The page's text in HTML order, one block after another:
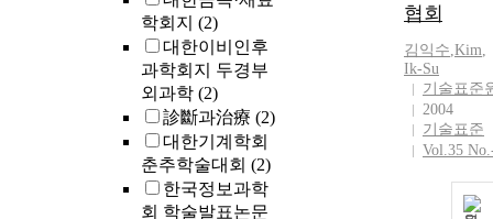
학회지 (2)
대한이비인후
과학회지 두경부
외과학 (2)
診斷과治療 (2)
대한기계학회
춘추학술대회 (2)
한국정보과학
회 학술발표논문
협회
김익수,Kim,
Ik-Su
기술표준
2004
기술표준
Vol.35